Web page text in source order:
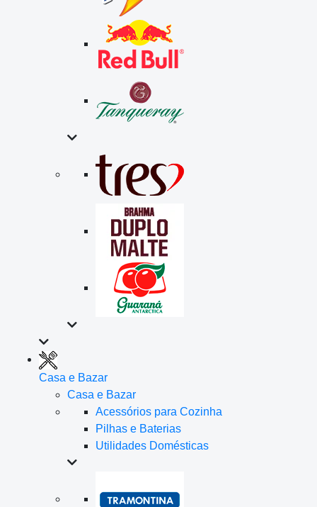
Casa e Bazar
Casa e Bazar
Acessórios para Cozinha
Pilhas e Baterias
Utilidades Domésticas